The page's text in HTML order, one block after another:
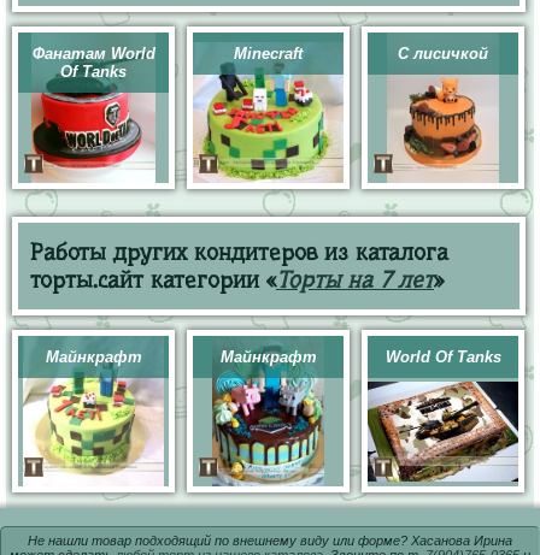
Фанатам World
Of Tanks
Minecraft С лисичкой
Работы других кондитеров из каталога
торты.сайт категории «Торты на 7 лет»
Майнкрафт Майнкрафт World Of Tanks
Не нашли товар подходящий по внешнему виду или форме? Хасанова Ирина